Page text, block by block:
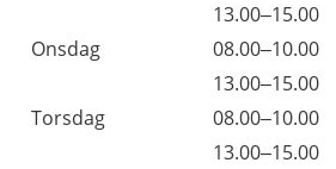
13.00–15.00
Onsdag
08.00–10.00
13.00–15.00
Torsdag
08.00–10.00
13.00–15.00